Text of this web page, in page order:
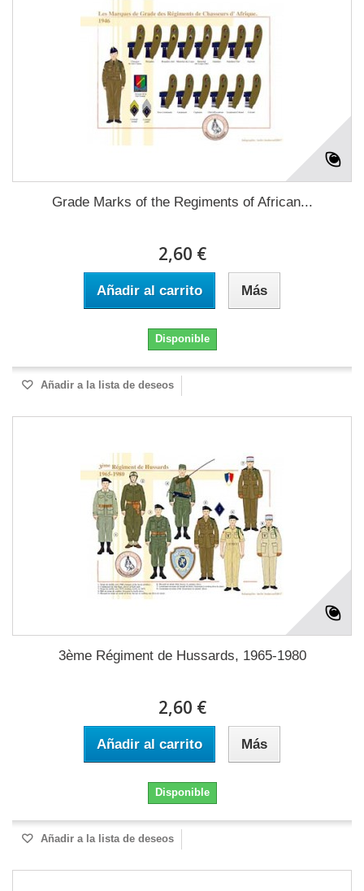
Grade Marks of the Regiments of African...
2,60 €
Añadir al carrito Más
Disponible
Añadir a la lista de deseos
3ème Régiment de Hussards, 1965-1980
2,60 €
Añadir al carrito Más
Disponible
Añadir a la lista de deseos